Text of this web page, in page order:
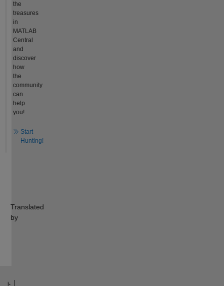
the
treasures
in
MATLAB
Central
and
discover
how
the
community
can
help
you!
Start
Hunting!
Translated
by
ト